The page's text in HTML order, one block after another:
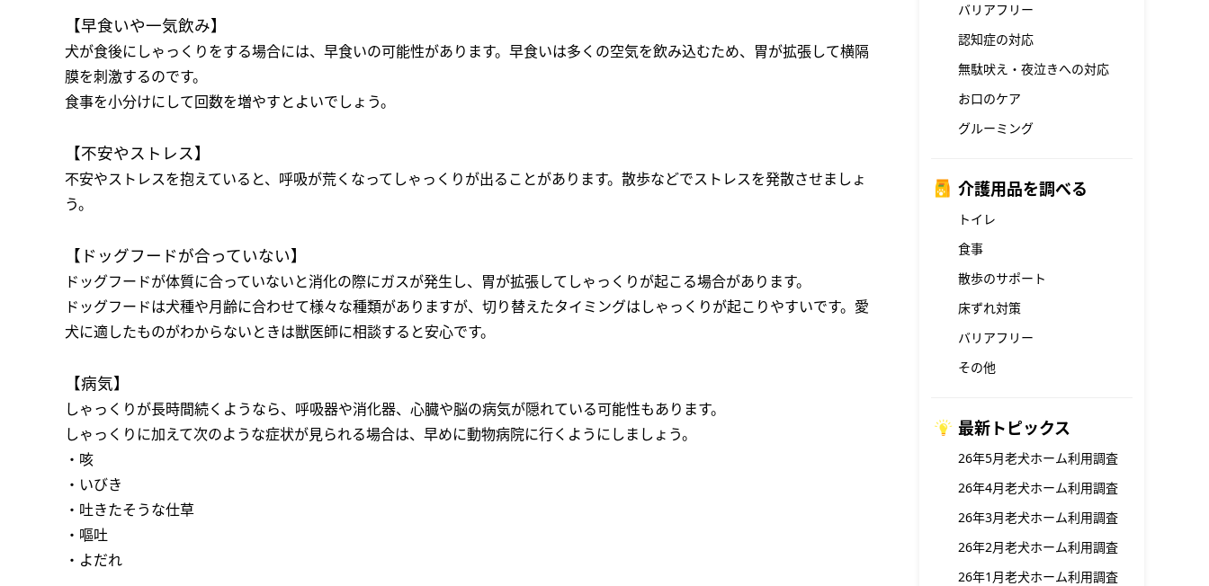
【早食いや一気飲み】
犬が食後にしゃっくりをする場合には、早食いの可能性があります。早食いは多くの空気を飲み込むため、胃が拡張して横隔
膜を刺激するのです。
食事を小分けにして回数を増やすとよいでしょう。
【不安やストレス】
不安やストレスを抱えていると、呼吸が荒くなってしゃっくりが出ることがあります。散歩などでストレスを発散させましょ
う。
【ドッグフードが合っていない】
ドッグフードが体質に合っていないと消化の際にガスが発生し、胃が拡張してしゃっくりが起こる場合があります。
ドッグフードは犬種や月齢に合わせて様々な種類がありますが、切り替えたタイミングはしゃっくりが起こりやすいです。愛
犬に適したものがわからないときは獣医師に相談すると安心です。
【病気】
しゃっくりが長時間続くようなら、呼吸器や消化器、心臓や脳の病気が隠れている可能性もあります。
しゃっくりに加えて次のような症状が見られる場合は、早めに動物病院に行くようにしましょう。
・咳
・いびき
・吐きたそうな仕草
・嘔吐
・よだれ
バリアフリー
認知症の対応
無駄吠え・夜泣きへの対応
お口のケア
グルーミング
介護用品を調べる
トイレ
食事
散歩のサポート
床ずれ対策
バリアフリー
その他
最新トピックス
26年5月老犬ホーム利用調査
26年4月老犬ホーム利用調査
26年3月老犬ホーム利用調査
26年2月老犬ホーム利用調査
26年1月老犬ホーム利用調査